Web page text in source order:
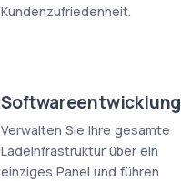
Kundenzufriedenheit.
Softwareentwicklung
Verwalten Sie Ihre gesamte
Ladeinfrastruktur über ein
einziges Panel und führen